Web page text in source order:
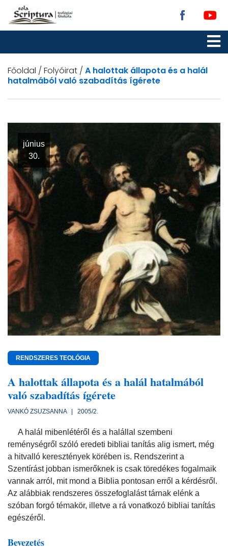
Főoldal / Folyóirat / A halottak állapota és a halál
hatalmából való szabadítás ígérete
június
30.
RENDSZERES TEOLÓGIA
A halottak állapota és a halál hatalmából
való szabadítás ígérete
VANKÓ ZSUZSANNA | 2005/2.
A halál mibenlétéről és a halállal szembeni
reménységről szóló eredeti bibliai tanítás alig ismert, még
a hitvalló keresztények körében is. Rendszerint a
Szentírást jobban ismerőknek is csak töredékes fogalmaik
vannak arról, mit mond a Biblia pontosan erről a kérdésről.
Az alábbiak rendszeres összefoglalást tárnak elénk a
szóban forgó témakör, illetve a rá vonatkozó bibliai tanítás
egészéről.
Bevezetés